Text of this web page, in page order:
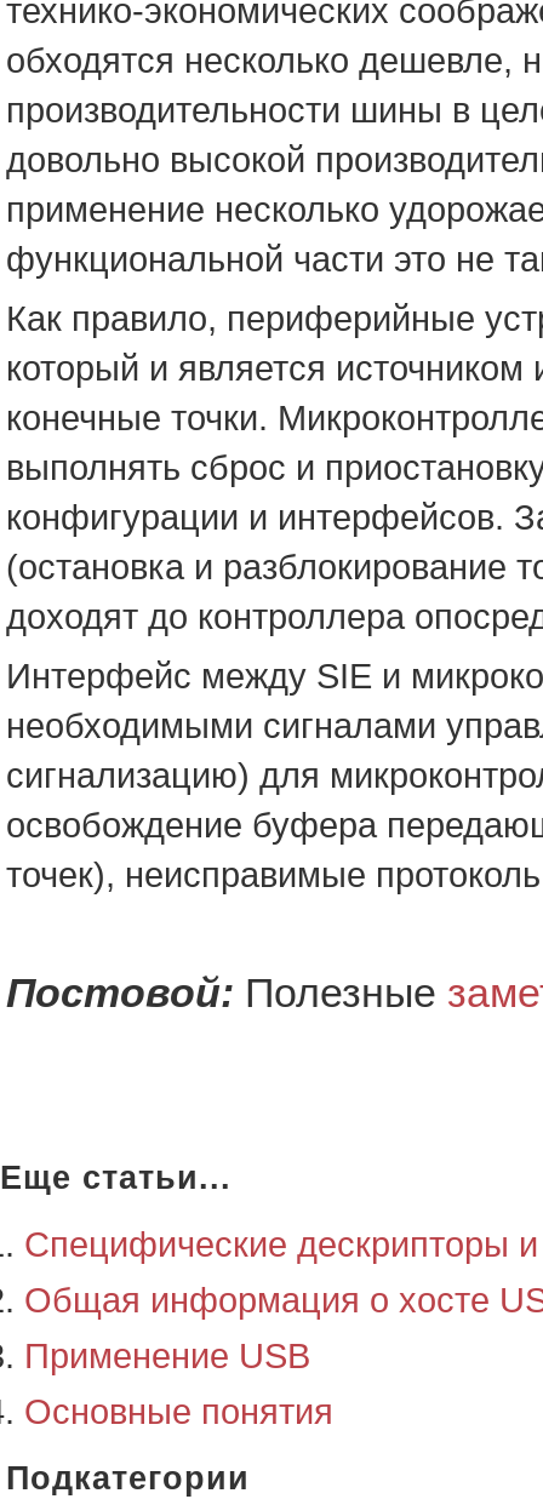
технико-экономических
обходятся несколько дешевле,
производительности шины в
довольно высокой
применение несколько
функциональной части это не
Как правило, периферийные
который и является
конечные точки.
выполнять сброс и
конфигурации и интерфейсов.
(остановка и разблокирование
доходят до контроллера
Интерфейс между SIE и
необходимыми сигналами
сигнализацию) для
освобождение буфера
точек), неисправимые
Постовой: Полезные
Еще статьи...
Специфические дескрипторы
Общая информация о хосте
Применение USB
Основные понятия
Подкатегории